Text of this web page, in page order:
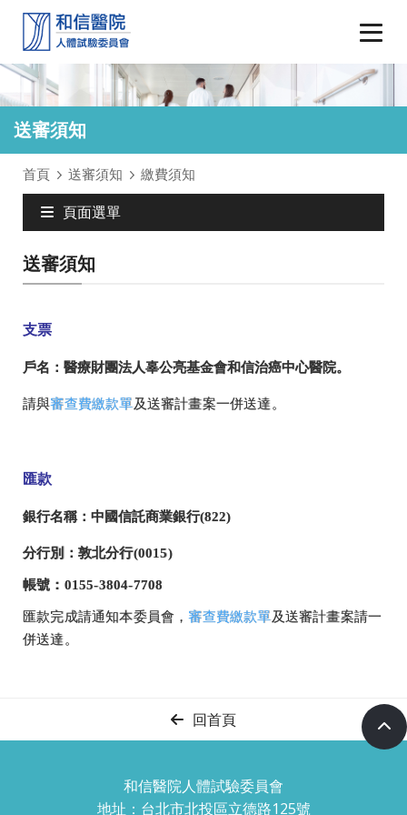
送審須知
首頁 送審須知 繳費須知
頁面選單
送審須知
支票
戶名：醫療財團法人辜公亮基金會和信治癌中心醫院。
請與審查費繳款單及送審計畫案一併送達。
匯款
銀行名稱：中國信託商業銀行(822)
分行別：敦北分行(0015)
帳號：0155-3804-7708
匯款完成請通知本委員會，審查費繳款單及送審計畫案請一
併送達。
回首頁
和信醫院人體試驗委員會
地址：台北市北投區立德路125號